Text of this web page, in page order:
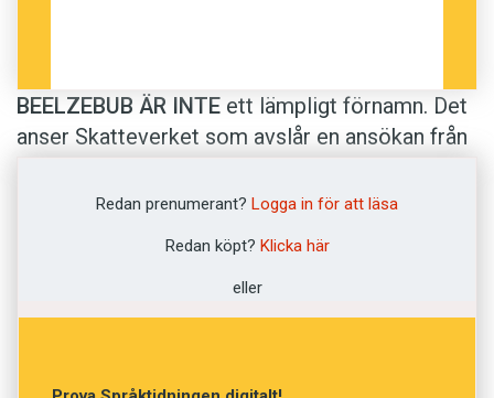
BEELZEBUB ÄR INTE ett lämpligt förnamn. Det
anser Skatteverket som avslår en ansökan från
myndigheten att ”Beelze­bub antas väcka anstöt
association med djävulen”.Beelzebub
troligen tillbaka på hebreiskans
’flugherre; fluggud’, och var ett av namnen på
namn förSatan. Och det är alltså det som gör
Redan prenumerant? Logga in för att läsa
Redan köpt? Klicka här
eller